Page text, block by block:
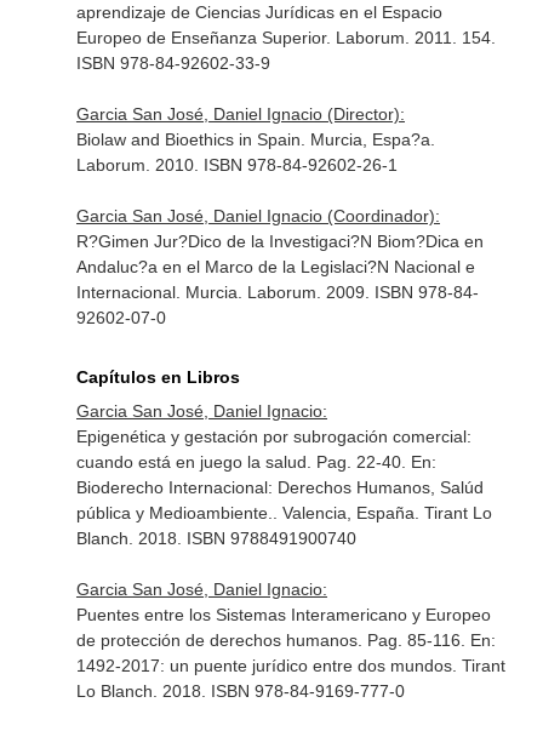
aprendizaje de Ciencias Jurídicas en el Espacio
Europeo de Enseñanza Superior. Laborum. 2011. 154.
ISBN 978-84-92602-33-9
Garcia San José, Daniel Ignacio (Director):
Biolaw and Bioethics in Spain. Murcia, Espa?a.
Laborum. 2010. ISBN 978-84-92602-26-1
Garcia San José, Daniel Ignacio (Coordinador):
R?Gimen Jur?Dico de la Investigaci?N Biom?Dica en
Andaluc?a en el Marco de la Legislaci?N Nacional e
Internacional. Murcia. Laborum. 2009. ISBN 978-84-
92602-07-0
Capítulos en Libros
Garcia San José, Daniel Ignacio:
Epigenética y gestación por subrogación comercial:
cuando está en juego la salud. Pag. 22-40. En:
Bioderecho Internacional: Derechos Humanos, Salúd
pública y Medioambiente.
. Valencia, España. Tirant Lo
Blanch. 2018. ISBN 9788491900740
Garcia San José, Daniel Ignacio:
Puentes entre los Sistemas Interamericano y Europeo
de protección de derechos humanos. Pag. 85-116. En:
1492-2017: un puente jurídico entre dos mundos. Tirant
Lo Blanch. 2018. ISBN 978-84-9169-777-0